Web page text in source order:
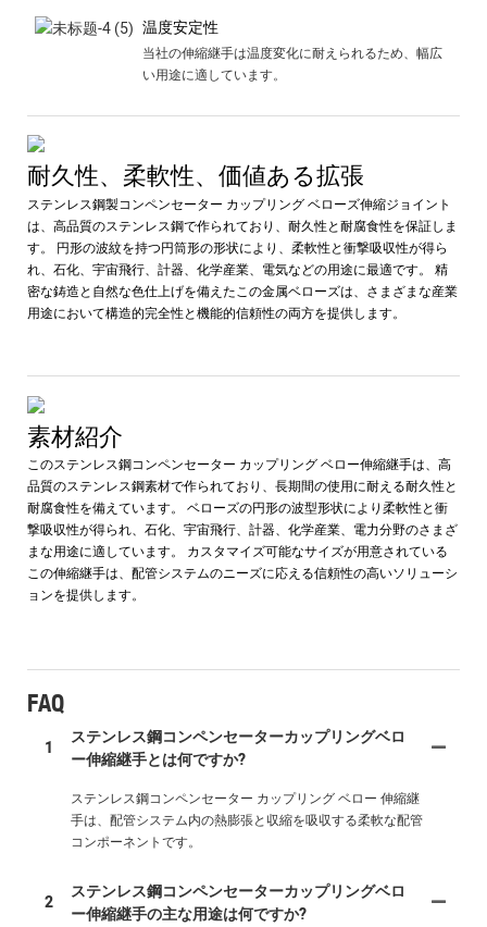
温度安定性
当社の伸縮継手は温度変化に耐えられるため、幅広
い用途に適しています。
耐久性、柔軟性、価値ある拡張
ステンレス鋼製コンペンセーター カップリング ベローズ伸縮ジョイント
は、高品質のステンレス鋼で作られており、耐久性と耐腐食性を保証しま
す。 円形の波紋を持つ円筒形の形状により、柔軟性と衝撃吸収性が得ら
れ、石化、宇宙飛行、計器、化学産業、電気などの用途に最適です。 精
密な鋳造と自然な色仕上げを備えたこの金属ベローズは、さまざまな産業
用途において構造的完全性と機能的信頼性の両方を提供します。
素材紹介
このステンレス鋼コンペンセーター カップリング ベロー伸縮継手は、高
品質のステンレス鋼素材で作られており、長期間の使用に耐える耐久性と
耐腐食性を備えています。 ベローズの円形の波型形状により柔軟性と衝
撃吸収性が得られ、石化、宇宙飛行、計器、化学産業、電力分野のさまざ
まな用途に適しています。 カスタマイズ可能なサイズが用意されている
この伸縮継手は、配管システムのニーズに応える信頼性の高いソリューシ
ョンを提供します。
FAQ
1
ステンレス鋼コンペンセーターカップリングベロ
ー伸縮継手とは何ですか?
ステンレス鋼コンペンセーター カップリング ベロー 伸縮継
手は、配管システム内の熱膨張と収縮を吸収する柔軟な配管
コンポーネントです。
2
ステンレス鋼コンペンセーターカップリングベロ
ー伸縮継手の主な用途は何ですか?